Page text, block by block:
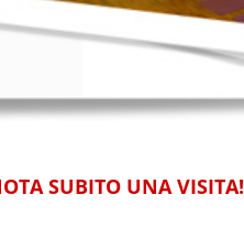
SUBITO UNA VISITA!